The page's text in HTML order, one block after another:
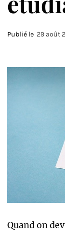
Publié le 29 août
Quand on